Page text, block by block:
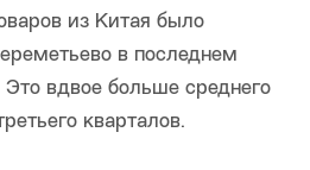
из Китая было
в последнем
Это вдвое больше среднего
кварталов.